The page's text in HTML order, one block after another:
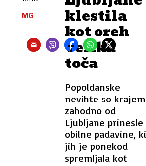
klestila
kot oreh
velika
toča
Popoldanske
nevihte so krajem
zahodno od
Ljubljane prinesle
obilne padavine, ki
jih je ponekod
spremljala kot
MG